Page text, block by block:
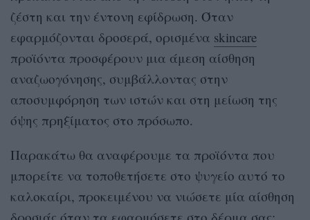
ζέστη και την έντονη εφίδρωση. Όταν
εφαρμόζονται δροσερά, ορισμένα skincare
προϊόντα προσφέρουν μια άμεση αίσθηση
αναζωογόνησης, συμβάλλοντας στην
αποσυμφόρηση των ιστών και στη μείωση της
όψης πρηξίματος στο πρόσωπο.
Παρακάτω θα αναφέρουμε τα προϊόντα που
μπορείτε να τοποθετήσετε στο ψυγείο αυτό το
καλοκαίρι, προκειμένου να νιώσετε μία αίσθηση